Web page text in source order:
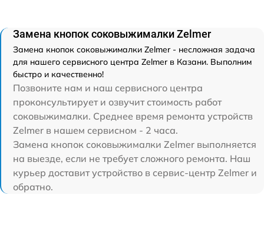
Замена кнопок соковыжималки Zelmer
Замена кнопок соковыжималки Zelmer - несложная задача
для нашего сервисного центра Zelmer в Казани. Выполним
быстро и качественно!
Позвоните нам и наш сервисного центра
проконсультирует и озвучит стоимость работ
соковыжималки. Среднее время ремонта устройств
Zelmer в нашем сервисном - 2 часа.
Замена кнопок соковыжималки Zelmer выполняется
на выезде, если не требует сложного ремонта. Наш
курьер доставит устройство в сервис-центр Zelmer и
обратно.